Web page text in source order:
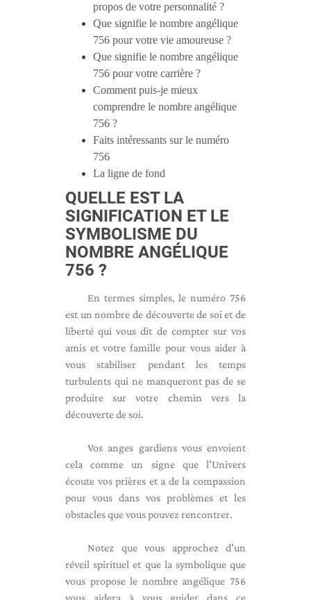
propos de votre personnalité ?
Que signifie le nombre angélique
756 pour votre vie amoureuse ?
Que signifie le nombre angélique
756 pour votre carrière ?
Comment puis-je mieux
comprendre le nombre angélique
756 ?
Faits intéressants sur le numéro
756
La ligne de fond
QUELLE EST LA
SIGNIFICATION ET LE
SYMBOLISME DU
NOMBRE ANGÉLIQUE
756 ?
En termes simples, le numéro 756
est un nombre de découverte de soi et de
liberté qui vous dit de compter sur vos
amis et votre famille pour vous aider à
vous stabiliser pendant les temps
turbulents qui ne manqueront pas de se
produire sur votre chemin vers la
découverte de soi.
Vos anges gardiens vous envoient
cela comme un signe que l'Univers
écoute vos prières et a de la compassion
pour vous dans vos problèmes et les
obstacles que vous pouvez rencontrer.
Notez que vous approchez d'un
réveil spirituel et que la symbolique que
vous propose le nombre angélique 756
vous aidera à vous guider dans ce